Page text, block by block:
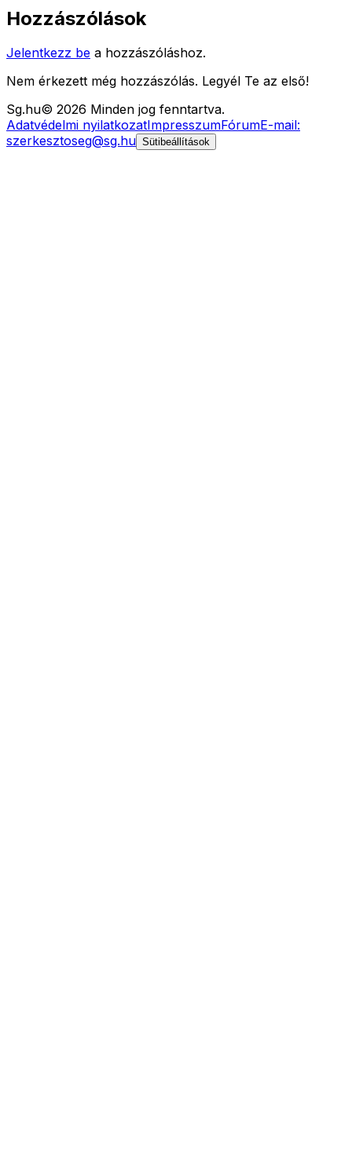
Hozzászólások
Jelentkezz be a hozzászóláshoz.
Nem érkezett még hozzászólás. Legyél Te az első!
Sg.hu© 2026 Minden jog fenntartva.
Adatvédelmi nyilatkozatImpresszumFórumE-mail:
szerkesztoseg@sg.hu Sütibeállítások